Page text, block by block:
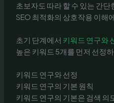
초보자도 따라 할 수 있는 간
SEO 최적화의 상호작용 이해
초기 단계에서 키워드 연구와
높은 키워드 5개를 먼저 선정
키워드 연구와 선정
키워드 연구의 기본 원칙
키워드 연구의 기본은 검색 의